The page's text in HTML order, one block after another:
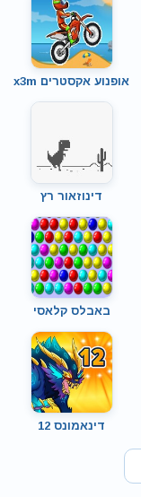
אופנוע אקסטרים x3m
דינוזאור רץ
באבלס קלאסי
דינאמונס 12